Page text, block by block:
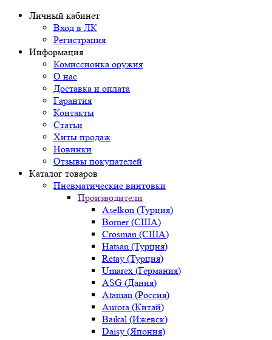
Личный кабинет
Вход в ЛК
Регистрация
Информация
Комиссионка оружия
О нас
Доставка и оплата
Гарантия
Контакты
Статьи
Хиты продаж
Новинки
Отзывы покупателей
Каталог товаров
Пневматические винтовки
Производители
Aselkon (Турция)
Borner (США)
Crosman (США)
Hatsan (Турция)
Retay (Турция)
Umarex (Германия)
ASG (Дания)
Ataman (Россия)
Aurora (Китай)
Baikal (Ижевск)
Daisy (Япония)